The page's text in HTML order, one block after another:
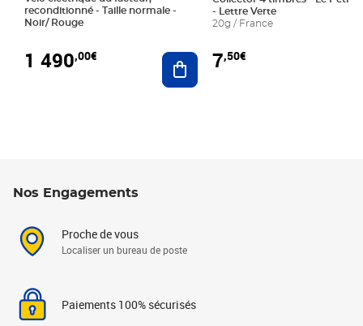
reconditionné - Taille normale -
Noir/ Rouge
1 490,00€ Ajouter au panier
- Lettre Verte
20g / France
7,50€
Nos Engagements
Proche de vous
Localiser un bureau de poste
Paiements 100% sécurisés